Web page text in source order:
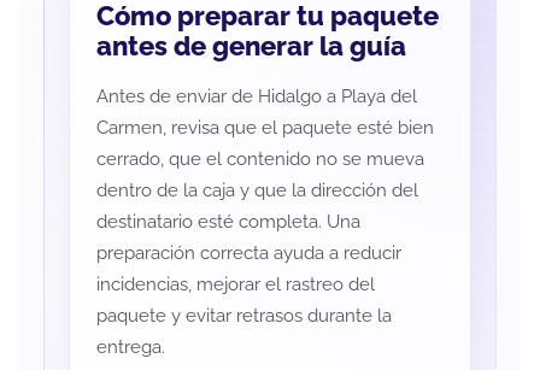
Cómo preparar tu paquete
antes de generar la guía
Antes de enviar de Hidalgo a Playa del
Carmen, revisa que el paquete esté bien
cerrado, que el contenido no se mueva
dentro de la caja y que la dirección del
destinatario esté completa. Una
preparación correcta ayuda a reducir
incidencias, mejorar el rastreo del
paquete y evitar retrasos durante la
entrega.